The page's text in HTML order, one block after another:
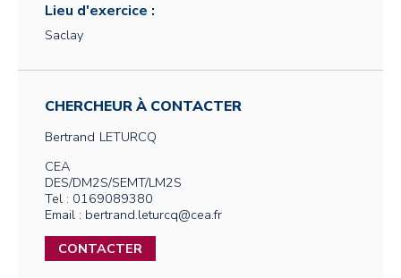
Lieu d'exercice :
Saclay
CHERCHEUR À CONTACTER
Bertrand LETURCQ
CEA
DES/DM2S/SEMT/LM2S
Tel : 0169089380
Email : bertrand.leturcq@cea.fr
CONTACTER